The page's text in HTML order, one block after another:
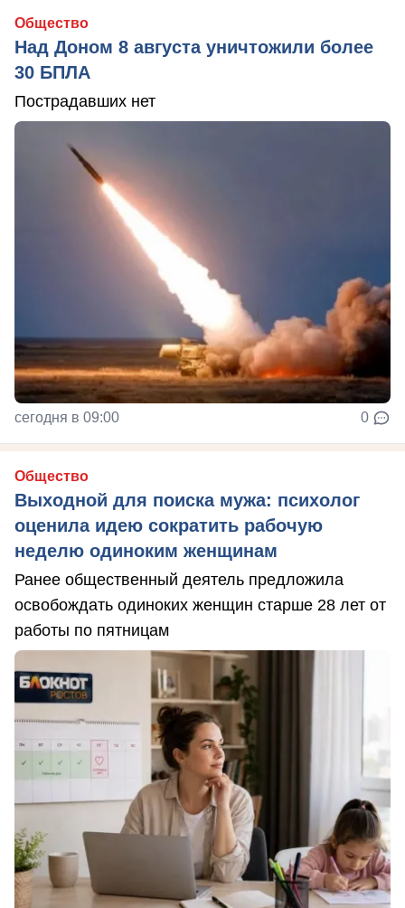
Общество
Над Доном 8 августа уничтожили более
30 БПЛА
Пострадавших нет
сегодня в 09:00 0
Общество
Выходной для поиска мужа: психолог
оценила идею сократить рабочую
неделю одиноким женщинам
Ранее общественный деятель предложила
освобождать одиноких женщин старше 28 лет от
работы по пятницам